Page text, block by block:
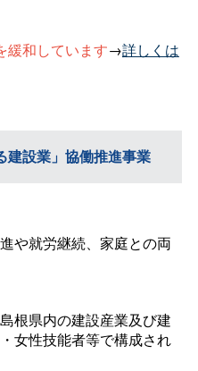
緩和しています→詳しくは
建設業」協働推進事業
や就労継続、家庭との両
根県内の建設産業及び建
女性技能者等で構成され